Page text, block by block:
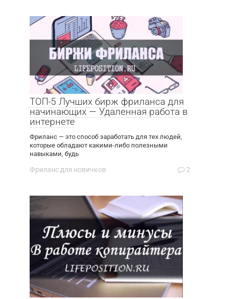
ТОП-5 Лучших бирж фриланса для
начинающих — Удаленная работа в
интернете
Фриланс — это способ заработать для тех людей,
которые обладают какими-либо полезными
навыками, будь
Фриланс для новичков 2